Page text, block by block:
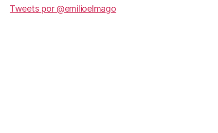
Tweets por @emilioelmago